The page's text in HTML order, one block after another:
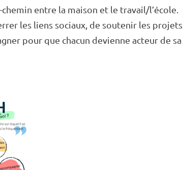
entre la maison et le travail/l’école.
les liens sociaux, de soute­nir les projets
pour que chacun devienne acteur de sa